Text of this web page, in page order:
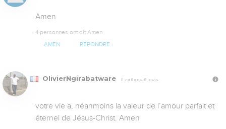
Amen
4 personnes ont dit Amen
AMEN RÉPONDRE
OlivierNgirabatware Il y a 5 ans, 5 mois
votre vie a, néanmoins la va­leur de l’amour par­fait et
éter­nel de Jé­sus-Christ. Amen